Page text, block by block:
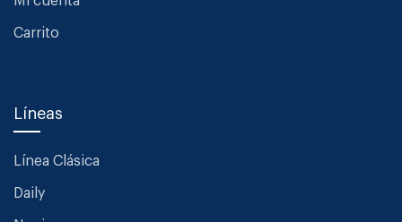
Carrito
Líneas
Línea Clásica
Daily